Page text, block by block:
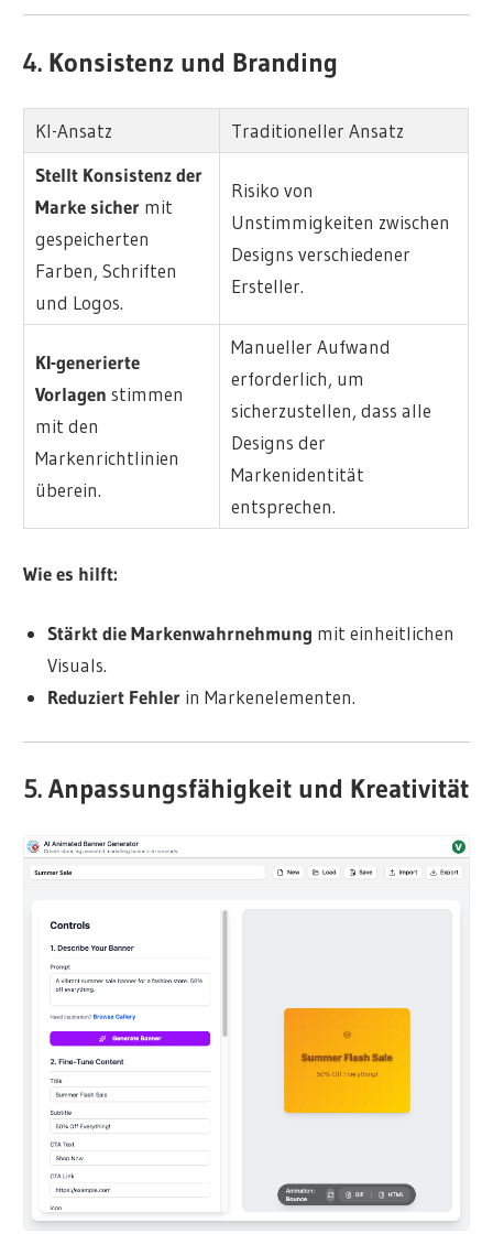
4. Konsistenz und Branding
KI-Ansatz
Traditioneller Ansatz
Stellt Konsistenz der
Marke sicher mit
gespeicherten
Farben, Schriften
und Logos.
Risiko von
Unstimmigkeiten zwischen
Designs verschiedener
Ersteller.
KI-generierte
Vorlagen stimmen
mit den
Markenrichtlinien
überein.
Manueller Aufwand
erforderlich, um
sicherzustellen, dass alle
Designs der
Markenidentität
entsprechen.
Wie es hilft:
Stärkt die Markenwahrnehmung mit einheitlichen
Visuals.
Reduziert Fehlerin Markenelementen.
5. Anpassungsfähigkeit und Kreativität